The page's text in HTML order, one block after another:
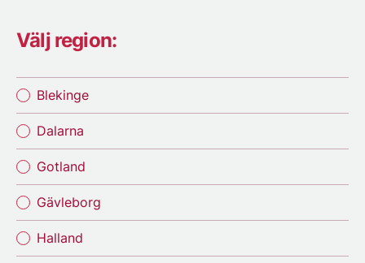
Välj region:
Blekinge
Dalarna
Gotland
Gävleborg
Halland